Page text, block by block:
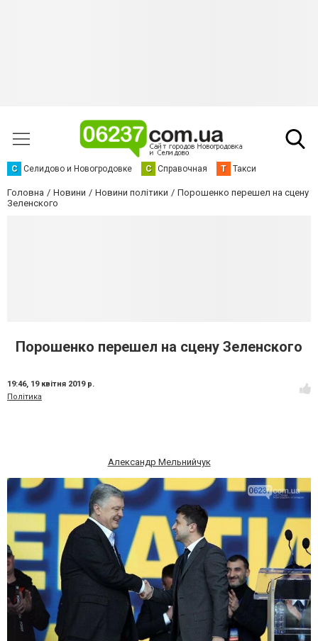
С Селидово и Новогродовке С Справочная Т Такси
Головна Новини Новини політики
Порошенко перешел на сцену
Зеленского
Порошенко перешел на сцену Зеленского
19:46, 19 квітня 2019 р.
Політика
Александр Мельнийчук